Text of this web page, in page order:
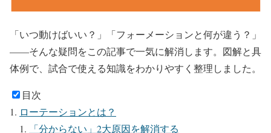
「いつ動けばいい？」「フォーメーションと何が違う？」
——そんな疑問をこの記事で一気に解消します。図解と具
体例で、試合で使える知識をわかりやすく整理しました。
目次
ローテーションとは？
「分からない」2大原因を解消する